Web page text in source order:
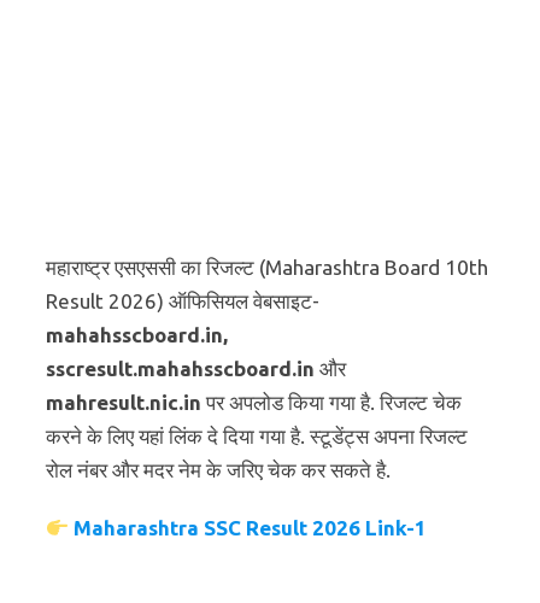
महाराष्ट्र एसएससी का रिजल्ट (Maharashtra Board 10th
Result 2026) ऑफिसियल वेबसाइट-
mahahsscboard.in,
sscresult.mahahsscboard.in और
mahresult.nic.in पर अपलोड किया गया है. रिजल्ट चेक
करने के लिए यहां लिंक दे दिया गया है. स्टूडेंट्स अपना रिजल्ट
रोल नंबर और मदर नेम के जरिए चेक कर सकते है.
Maharashtra SSC Result 2026 Link-1